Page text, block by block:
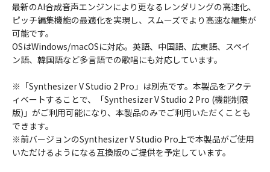
最新のAI合成音声エンジンにより更なるレンダリングの高速化、
ピッチ編集機能の最適化を実現し、スムーズでより高速な編集が
可能です。
OSはWindows/macOSに対応。英語、中国語、広東語、スペイ
ン語、韓国語など多言語での歌唱にも対応しています。
※「Synthesizer V Studio 2 Pro」は別売です。本製品をアクテ
ィベートすることで、「Synthesizer V Studio 2 Pro (機能制限
版)」がご利用可能になり、本製品のみでご利用いただくことも
できます。
※前バージョンのSynthesizer V Studio Pro上で本製品がご使用
いただけるようになる互換版のご提供を予定しています。